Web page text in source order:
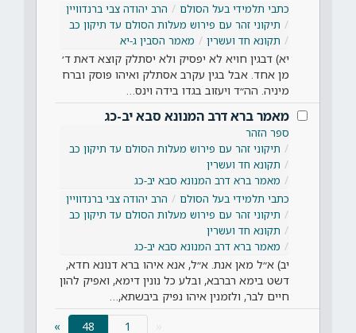
כתבי תלמידי בעל הסולם
הרב יהודה צבי ברנדוויין
תיקוני זהר עם פירוש מעלות הסולם עד תיקון כב
תקונא חד ועשרין
מאמר הסבין ג-יא
יא) דבגין חויא לא יפסיק ולא יסתלק קוצא דאת ד׳
מן אחד. אבל בגין עקרב אסתלק ואיהו פוסק וברח
מיניה. הה״ד ויעזוב בגדו בידה וינס…
מאמר ברא דרב המנונא סבא יב-כג
ספר הזהר
תיקוני זהר עם פירוש מעלות הסולם עד תיקון כב
תקונא חד ועשרין
מאמר ברא דרב המנונא סבא יב-כג
כתבי תלמידי בעל הסולם
הרב יהודה צבי ברנדוויין
תיקוני זהר עם פירוש מעלות הסולם עד תיקון כב
תקונא חד ועשרין
מאמר ברא דרב המנונא סבא יב-כג
יב) א״ל מאן אנת. א״ל, אנא איהו ברא דנונא חדא,
דשט בימא רברבא, ובלע כל נונין דימא, ואפיק להון
חיים לבר, ולזמנין איהו נפיק ביבשתא,…
48
»